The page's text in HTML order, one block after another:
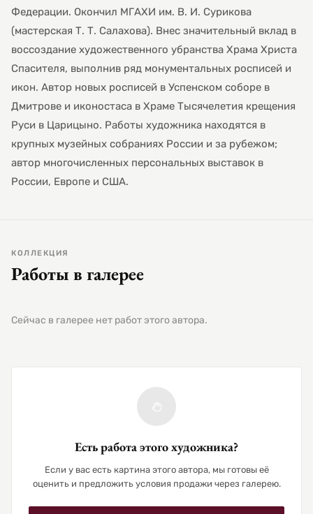
Федерации. Окончил МГАХИ им. В. И. Сурикова
(мастерская Т. Т. Салахова). Внес значительный вклад в
воссоздание художественного убранства Храма Христа
Спасителя, выполнив ряд монументальных росписей и
икон. Автор новых росписей в Успенском соборе в
Дмитрове и иконостаса в Храме Тысячелетия крещения
Руси в Царицыно. Работы художника находятся в
крупных музейных собраниях России и за рубежом;
автор многочисленных персональных выставок в
России, Европе и США.
КОЛЛЕКЦИЯ
Работы в галерее
Сейчас в галерее нет работ этого автора.
Есть работа этого художника?
Если у вас есть картина этого автора, мы готовы её
оценить и предложить условия продажи через галерею.